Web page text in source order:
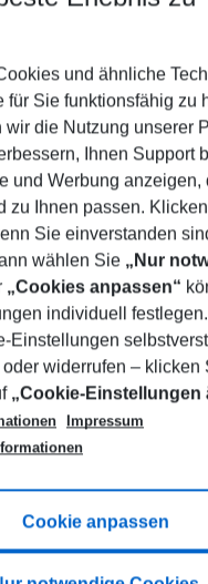
airport
range
08/27 5-8 nights
No children
Show more filter
und ähnliche
für Sie funktionsfähig zu
wir die Nutzung unserer
Ihnen Support
und Werbung anzeigen,
zu Ihnen passen.
Sie einverstanden
wählen Sie „Nur
„Cookies anpassen“
individuell
Einstellungen
widerrufen – klicken
„Cookie-Einstellungen
Impressum
Cookie anpassen